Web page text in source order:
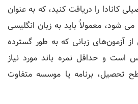
کانادا را دریافت کنید، که به عنوان
شود، معمولاً باید به زبان انگلیسی
آزمون‌های زبانی که به طور گسترده
است و حداقل نمره باند مورد نیاز
برنامه یا موسسه متفاوت